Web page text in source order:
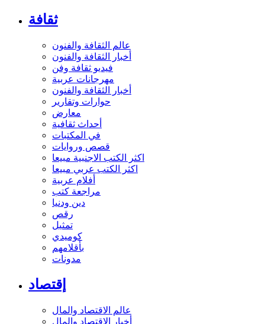
ثقافة
عالم الثقافة والفنون
أخبار الثقافة والفنون
فيديو ثقافة وفن
مهرجانات عربية
أخبار الثقافة والفنون
حوارات وتقارير
معارض
أحداث ثقافية
في المكتبات
قصص وروايات
اكثر الكتب الاجنبية مبيعا
اكثر الكتب عربي مبيعا
أفلام عربية
مراجعة كتب
دين ودنيا
رقص
تمثيل
كوميدي
بأقلامهم
مدونات
إقتصاد
عالم الاقتصاد والمال
أخبار الاقتصاد والمال